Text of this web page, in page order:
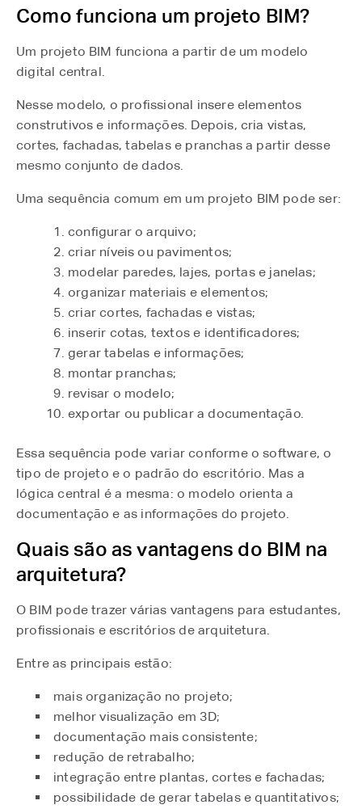
Como funciona um projeto BIM?
Um projeto BIM funciona a partir de um modelo
digital central.
Nesse modelo, o profissional insere elementos
construtivos e informações. Depois, cria vistas,
cortes, fachadas, tabelas e pranchas a partir desse
mesmo conjunto de dados.
Uma sequência comum em um projeto BIM pode ser:
configurar o arquivo;
criar níveis ou pavimentos;
modelar paredes, lajes, portas e janelas;
organizar materiais e elementos;
criar cortes, fachadas e vistas;
inserir cotas, textos e identificadores;
gerar tabelas e informações;
montar pranchas;
revisar o modelo;
exportar ou publicar a documentação.
Essa sequência pode variar conforme o software, o
tipo de projeto e o padrão do escritório. Mas a
lógica central é a mesma: o modelo orienta a
documentação e as informações do projeto.
Quais são as vantagens do BIM na
arquitetura?
O BIM pode trazer várias vantagens para estudantes,
profissionais e escritórios de arquitetura.
Entre as principais estão:
mais organização no projeto;
melhor visualização em 3D;
documentação mais consistente;
redução de retrabalho;
integração entre plantas, cortes e fachadas;
possibilidade de gerar tabelas e quantitativos;